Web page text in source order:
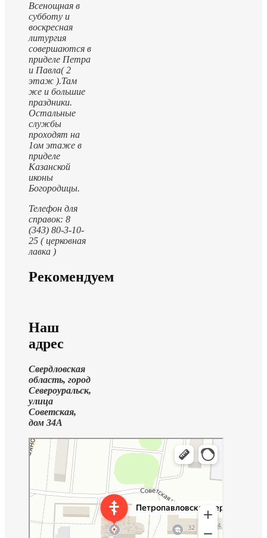
Всенощная в
субботу и
воскресная
литургия
совершаются в
приделе Петра
и Павла( 2
этаж ).Там
же и большие
праздники.
Остальные
службы
проходят на
1ом этаже в
приделе
Казанской
иконы
Богородицы.
Телефон для
справок: 8
(343) 80-3-10-
25 ( церковная
лавка )
Рекомендуем
Наш
адрес
Свердловская
область, город
Североуральск,
улица
Советская,
дом 34А